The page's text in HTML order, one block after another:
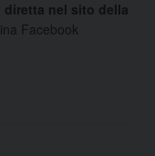
diretta nel sito della
Facebook